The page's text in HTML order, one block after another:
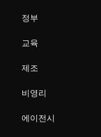
정부
교육
제조
비영리
에이전시